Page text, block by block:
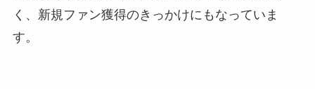
く、新規ファン獲得のきっかけにもなっていま
す。